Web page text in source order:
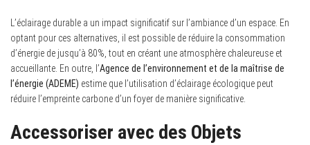
L’éclairage durable a un impact significatif sur l’ambiance d’un espace. En
optant pour ces alternatives, il est possible de réduire la consommation
d’énergie de jusqu’à 80%, tout en créant une atmosphère chaleureuse et
accueillante. En outre, l’Agence de l’environnement et de la maîtrise de
l’énergie (ADEME) estime que l’utilisation d’éclairage écologique peut
réduire l’empreinte carbone d’un foyer de manière significative.
Accessoriser avec des Objets